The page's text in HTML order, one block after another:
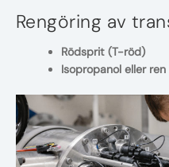
Rengöring av
Rödsprit (T-röd)
Isopropanol eller